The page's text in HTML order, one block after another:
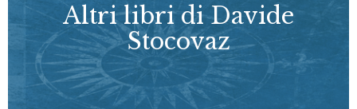
Altri libri di Davide
Stocovaz